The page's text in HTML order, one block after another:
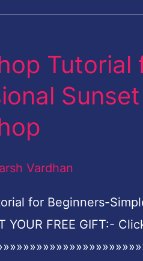
Tutorial
Vardhan
for Beginners-
YOUR FREE GIFT:-